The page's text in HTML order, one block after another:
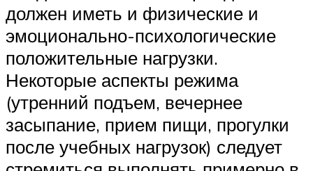
должен иметь и физические и
эмоционально-психологические
положительные нагрузки.
Некоторые аспекты режима
(утренний подъем, вечернее
засыпание, прием пищи, прогулки
после учебных нагрузок) следует